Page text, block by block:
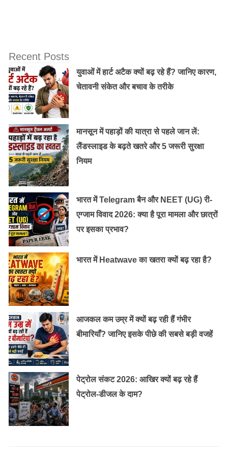
Health Benefits Of Drinking Water From
A Copper Cup
यह भी पढ़ें :स्वास्थ्य का खज़ाना- गेंहू के ज्वारे/ wheatgrass
नीम की पत्तियों को पीसकर पेस्ट बना लें और उस पेस्ट की छोटी-
छोटी गोलियां बना लें, इसे शहद में डुबोकर रोज सुबह खाली पेट इसे
निगल लें। अगले एक घंटे तक कुछ न खाएं, ताकि नीम का आपके
शरीर पर असर हो सके। यह तरीका हर तरह की एलर्जी में फायदा
पहुंचाता है।
अगर एलर्जी है तो ये मत करिए:-
त्वचा में खुजली न करें।
जिस साबुन का आप नियमित रूप से इस्तेमाल कर रही हैं, उसका
इस्तेमाल करना बंद कर दें। साबुन के कारण त्वचा रूखी हो जाती है
और खुजली बढ़ जाती है।
रोज नहाएं। डॉक्टर की सलाह से साबुन का इस्तेमाल करें।
शरीर को खुली हवा लगने दें।
सबसे महत्वपूर्ण बात, अगर आपको पता चल गया है कि किस चीज से
आपको एलर्जी होती है तो उससे दूर रहें।
एलर्जी से बचने के कुछ जरुरी उपाय:-
अगर आप एलर्जी से बचना चाहते हैं, तो अपने घर के आस पास गंदगी
Recent Posts
युवाओं में हार्ट अटैक क्यों बढ़ रहे हैं? जानिए कारण,
चेतावनी संकेत और बचाव के तरीके
मानसून में पहाड़ों की यात्रा से पहले जान लें:
लैंडस्लाइड के बढ़ते खतरे और 5 जरूरी सुरक्षा
नियम
भारत में Telegram बैन और NEET (UG) री-
एग्जाम विवाद 2026: क्या है पूरा मामला और छात्रों
पर इसका प्रभाव?
भारत में Heatwave का खतरा क्यों बढ़ रहा है?
आजकल कम उम्र में क्यों बढ़ रही हैं गंभीर
बीमारियाँ? जानिए इसके पीछे की सबसे बड़ी वजहें
पेट्रोल संकट 2026: आखिर क्यों बढ़ रहे हैं
पेट्रोल-डीजल के दाम?